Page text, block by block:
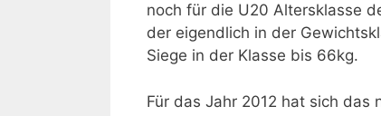
noch für die U20 Altersklasse
der eigendlich in der
Siege in der Klasse bis 66kg.
Für das Jahr 2012 hat sich das